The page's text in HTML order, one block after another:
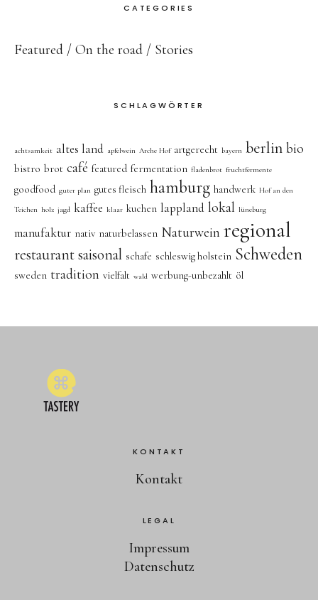
CATEGORIES
Featured On the road Stories
SCHLAGWÖRTER
achtsamkeit altes land apfelwein Arche Hof artgerecht bayern berlin bio
bistro brot café featured fermentation fladenbrot fruchtfermente
goodfood guter plan gutes fleisch hamburg handwerk Hof an den
Teichen holz jagd kaffee klaar kuchen lappland lokal lüneburg
manufaktur nativ naturbelassen Naturwein regional
restaurantsaisonal schafe schleswig holstein Schweden
sweden tradition vielfalt wald werbung-unbezahlt öl
KONTAKT
Kontakt
LEGAL
Impressum
Datenschutz